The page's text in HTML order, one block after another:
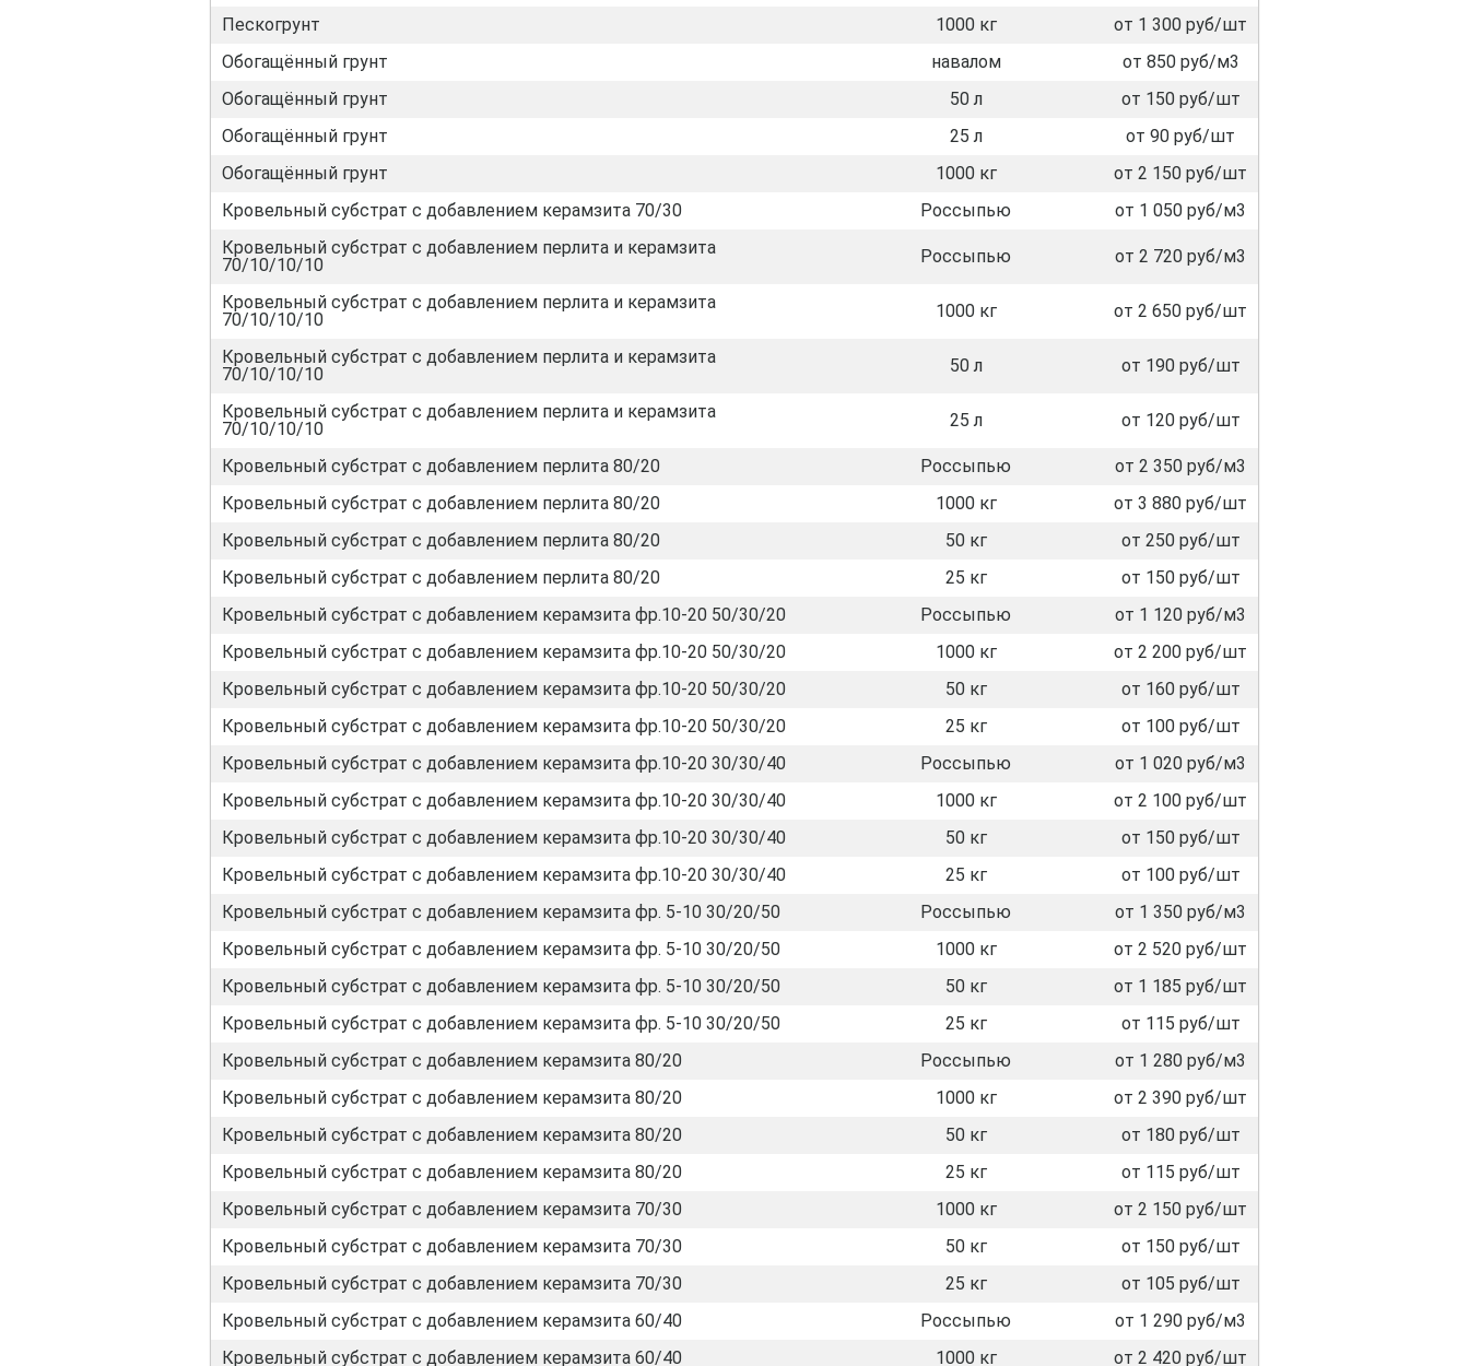
Пескогрунт
1000 кг
от 1 300 руб/шт
Обогащённый грунт
навалом
от 850 руб/м3
Обогащённый грунт
50 л
от 150 руб/шт
Обогащённый грунт
25 л
от 90 руб/шт
Обогащённый грунт
1000 кг
от 2 150 руб/шт
Кровельный субстрат с добавлением керамзита 70/30
Россыпью
от 1 050 руб/м3
Кровельный субстрат с добавлением перлита и керамзита
70/10/10/10
Россыпью от 2 720 руб/м3
Кровельный субстрат с добавлением перлита и керамзита
70/10/10/10
1000 кг от 2 650 руб/шт
Кровельный субстрат с добавлением перлита и керамзита
70/10/10/10
50 л от 190 руб/шт
Кровельный субстрат с добавлением перлита и керамзита
70/10/10/10
25 л от 120 руб/шт
Кровельный субстрат с добавлением перлита 80/20 Россыпью
от 2 350 руб/м3
Кровельный субстрат с добавлением перлита 80/20
1000 кг
от 3 880 руб/шт
Кровельный субстрат с добавлением перлита 80/20
50 кг
от 250 руб/шт
Кровельный субстрат с добавлением перлита 80/20
25 кг
от 150 руб/шт
Кровельный субстрат с добавлением керамзита фр.10-20 50/30/20
Россыпью
от 1 120 руб/м3
Кровельный субстрат с добавлением керамзита фр.10-20 50/30/20
1000 кг
от 2 200 руб/шт
Кровельный субстрат с добавлением керамзита фр.10-20 50/30/20
50 кг
от 160 руб/шт
Кровельный субстрат с добавлением керамзита фр.10-20 50/30/20
25 кг
от 100 руб/шт
Кровельный субстрат с добавлением керамзита фр.10-20 30/30/40
Россыпью
от 1 020 руб/м3
Кровельный субстрат с добавлением керамзита фр.10-20 30/30/40
1000 кг
от 2 100 руб/шт
Кровельный субстрат с добавлением керамзита фр.10-20 30/30/40
50 кг
от 150 руб/шт
Кровельный субстрат с добавлением керамзита фр.10-20 30/30/40
25 кг
от 100 руб/шт
Кровельный субстрат с добавлением керамзита фр. 5-10 30/20/50
Россыпью
от 1 350 руб/м3
Кровельный субстрат с добавлением керамзита фр. 5-10 30/20/50
1000 кг
от 2 520 руб/шт
Кровельный субстрат с добавлением керамзита фр. 5-10 30/20/50
50 кг
от 1 185 руб/шт
Кровельный субстрат с добавлением керамзита фр. 5-10 30/20/50
25 кг
от 115 руб/шт
Кровельный субстрат с добавлением керамзита 80/20
Россыпью
от 1 280 руб/м3
Кровельный субстрат с добавлением керамзита 80/20
1000 кг
от 2 390 руб/шт
Кровельный субстрат с добавлением керамзита 80/20
50 кг
от 180 руб/шт
Кровельный субстрат с добавлением керамзита 80/20
25 кг
от 115 руб/шт
Кровельный субстрат с добавлением керамзита 70/30
1000 кг
от 2 150 руб/шт
Кровельный субстрат с добавлением керамзита 70/30
50 кг
от 150 руб/шт
Кровельный субстрат с добавлением керамзита 70/30
25 кг
от 105 руб/шт
Кровельный субстрат с добавлением керамзита 60/40
Россыпью
от 1 290 руб/м3
Кровельный субстрат с добавлением керамзита 60/40
1000 кг от 2 420 руб/шт